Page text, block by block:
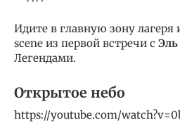
Идите в главную зону лагеря
scene из первой встречи с
Легендами.
Открытое небо
https://youtube.com/